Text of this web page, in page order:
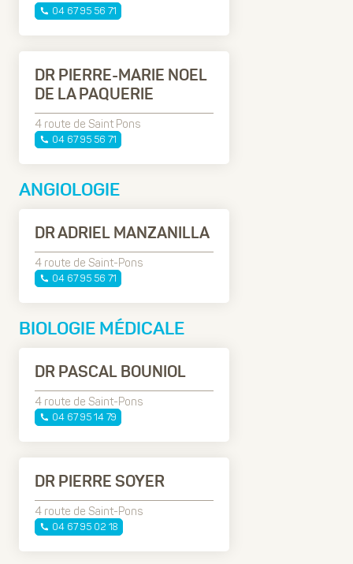
04 67 95 56 71
DR PIERRE-MARIE NOEL
DE LA PAQUERIE
4 route de Saint Pons
04 67 95 56 71
ANGIOLOGIE
DR ADRIEL MANZANILLA
4 route de Saint-Pons
04 67 95 56 71
BIOLOGIE MÉDICALE
DR PASCAL BOUNIOL
4 route de Saint-Pons
04 67 95 14 79
DR PIERRE SOYER
4 route de Saint-Pons
04 67 95 02 18